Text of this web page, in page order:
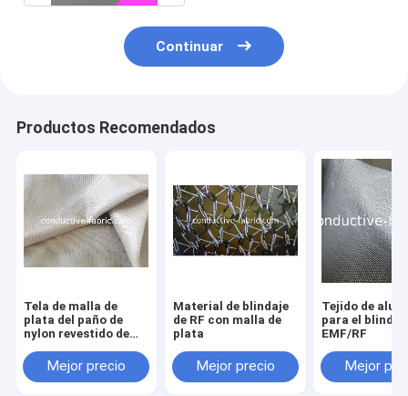
Continuar
Productos Recomendados
Tela de malla de
plata del paño de
nylon revestido de
toldo el proteger de
RF
Mejor precio
Material de blindaje
de RF con malla de
plata
Mejor precio
Tejido de
para el
EMF/RF
Mejor